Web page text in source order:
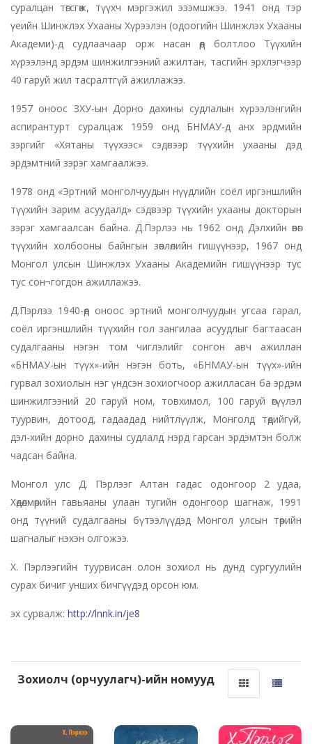
суралцан төгсгөж, түүхч мэргэжил эзэмшжээ. 1941 онд тэр
үеийн Шинжлэх Ухааны Хүрээлэн (одоогийн Шинжлэх Ухааны
Академи)-д судлаачаар орж насан өөд болтлоо Түүхийн
хүрээлэнд эрдэм шинжилгээний ажилтан, тасгийн эрхлэгчээр
40 гаруй жил тасралтгүй ажиллажээ.
1957 оноос ЗХУ-ын Дорно дахины судлалын хүрээлэнгийн
аспирантурт суралцаж 1959 онд БНМАУ-д анх эрдмийн
зэргийг «Хятаны түүхээс» сэдвээр түүхийн ухааны дэд
эрдэмтний зэрэг хамгаалжээ.
1978 онд «Эртний монголчуудын нүүдлийн соёл иргэншлийн
түүхийн зарим асуудалд» сэдвээр түүхийн ухааны докторын
зэрэг хамгаалсан байна. Д.Пэрлээ нь 1962 онд Дэлхийн өвөг
түүхийн холбооны байнгын зөвлөлийн гишүүнээр, 1967 онд
Монгол улсын Шинжлэх Ухааны Академийн гишүүнээр тус
тус сон¬гогдон ажиллажээ.
Д.Пэрлээ 1940-өөд оноос эртний монголчуудын угсаа гарал,
соёл иргэншлийн түүхийн гол зангилаа асуудлыг багтаасан
судалгааны нэгэн том чиглэлийг сонгон авч ажиллан
«БНМАУ-ын түүх»-ийн нэгэн боть, «БНМАУ-ын түүх»-ийн
гурвал зохиолын нэг үндсэн зохиогчоор ажилласан ба эрдэм
шинжилгээний 20 гаруй ном, товхимол, 100 гаруй өгүүлэл
туурвин, дотоод, гадаадад нийтлүүлж, Монголд төдийгүй,
дэл-хийн дорно дахины судлалд нэрд гарсан эрдэмтэн болж
чадсан байна.
Монгол улс Д. Пэрлээг Алтан гадас одонгоор 2 удаа,
Хөдөлмөрийн гавьяаны улаан тугийн одонгоор шагнаж, 1991
онд түүний судалгааны бүтээлүүдэд Монгол улсын төрийн
шагналыг нэхэн олгожээ.
Х. Пэрлээгийн туурвисан олон зохиол нь дунд сургуулийн
сурах бичиг унших бичгүүдэд орсон юм.
эх сурвалж: http://lnnk.in/je8
Зохиолч (орчуулагч)-ийн номууд